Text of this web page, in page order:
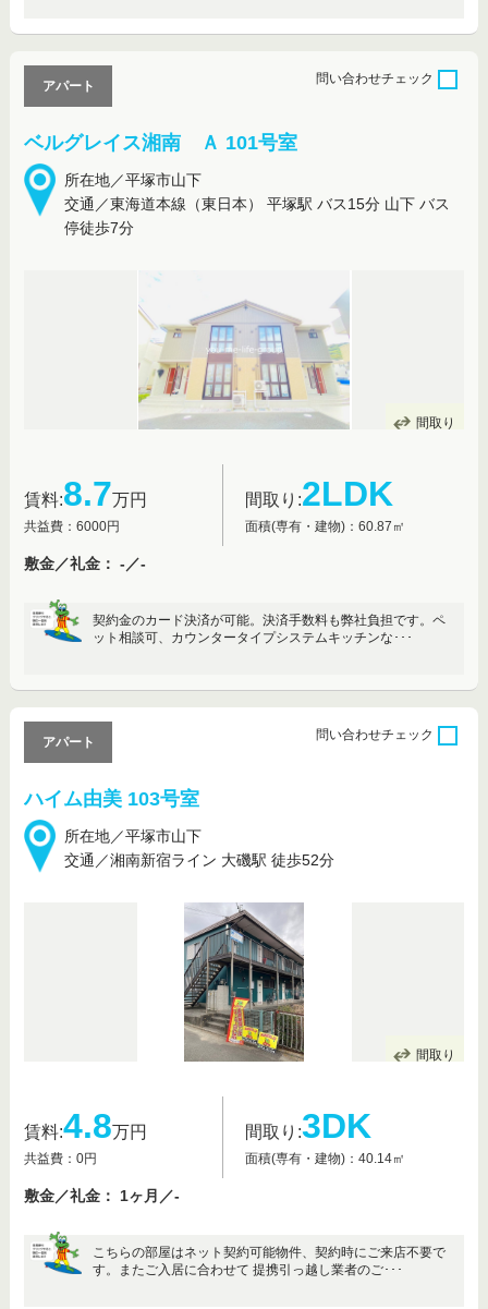
ベルグレイス湘南 Ａ 101号室
所在地／平塚市山下
交通／東海道本線（東日本） 平塚駅 バス15分 山下 バス
停徒歩7分
アパート
問い合わせチェック
間取り
賃料:8.7万円
共益費：6000円
間取り:2LDK
面積(専有・建物)：60.87㎡
敷金／礼金： -／-
契約金のカード決済が可能。決済手数料も弊社負担です。ペ
ット相談可、カウンタータイプシステムキッチンな･･･
ハイム由美 103号室
所在地／平塚市山下
交通／湘南新宿ライン 大磯駅 徒歩52分
アパート
問い合わせチェック
間取り
賃料:4.8万円
共益費：0円
間取り:3DK
面積(専有・建物)：40.14㎡
敷金／礼金： 1ヶ月／-
こちらの部屋はネット契約可能物件、契約時にご来店不要で
す。またご入居に合わせて 提携引っ越し業者のご･･･